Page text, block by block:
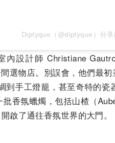
Diptyque（@diptyque）分享
設計師 Christiane
選物店。別誤會，他們最
到手工燈籠，甚至奇特的
香氛蠟燭，包括山楂（
啟了通往香氛世界的大門。